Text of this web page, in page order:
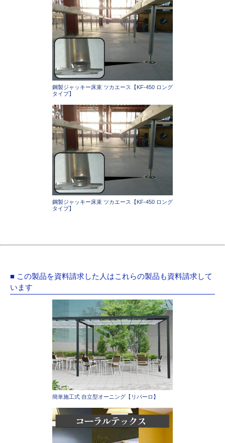
鋼製ジャッキー床束 ツカエース【KF-450 ロング
タイプ】
鋼製ジャッキー床束 ツカエース【KF-450 ロング
タイプ】
■ この製品を資料請求した人はこれらの製品も資料請求して
います
簡単施工式 自立型オーニング【リパーロ】